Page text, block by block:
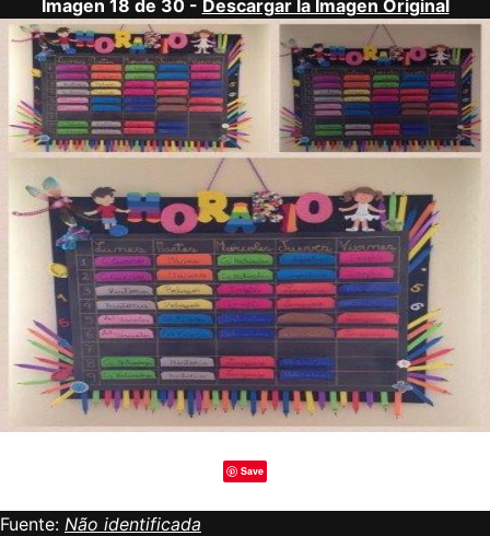
Imagen 18 de 30 - Descargar la Imagen Original
Save
Fuente: Não identificada